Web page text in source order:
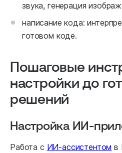
звука, генерация
написание кода:
готовом коде.
Пошаговые
настройки до
решений
Настройка ИИ-
Работа с ИИ-ассистентом в